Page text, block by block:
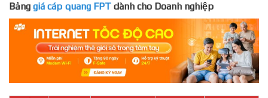
Bảng giá cáp quang FPT dành cho Doanh nghiệp